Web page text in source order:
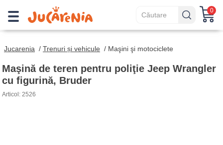
0
Jucarenia / Trenuri și vehicule / Maşini şi motociclete
Maşină de teren pentru poliţie Jeep Wrangler
cu figurină, Bruder
Articol: 2526